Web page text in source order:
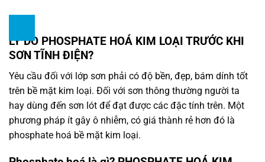
LÝ DO PHOSPHATE HOÁ KIM LOẠI TRƯỚC KHI
SƠN TĨNH ĐIỆN?
Yêu cầu đối với lớp sơn phải có độ bền, đẹp, bám dính tốt
trên bề mặt kim loại. Đối với sơn thông thường người ta
hay dùng đến sơn lót để đạt được các đặc tính trên. Một
phương pháp ít gây ô nhiễm, có giá thành rẻ hơn đó là
phosphate hoá bề mặt kim loại.